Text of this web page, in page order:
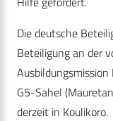
Die deutsche
Beteiligung an der
G5-Sahel
derzeit in Koulikoro.